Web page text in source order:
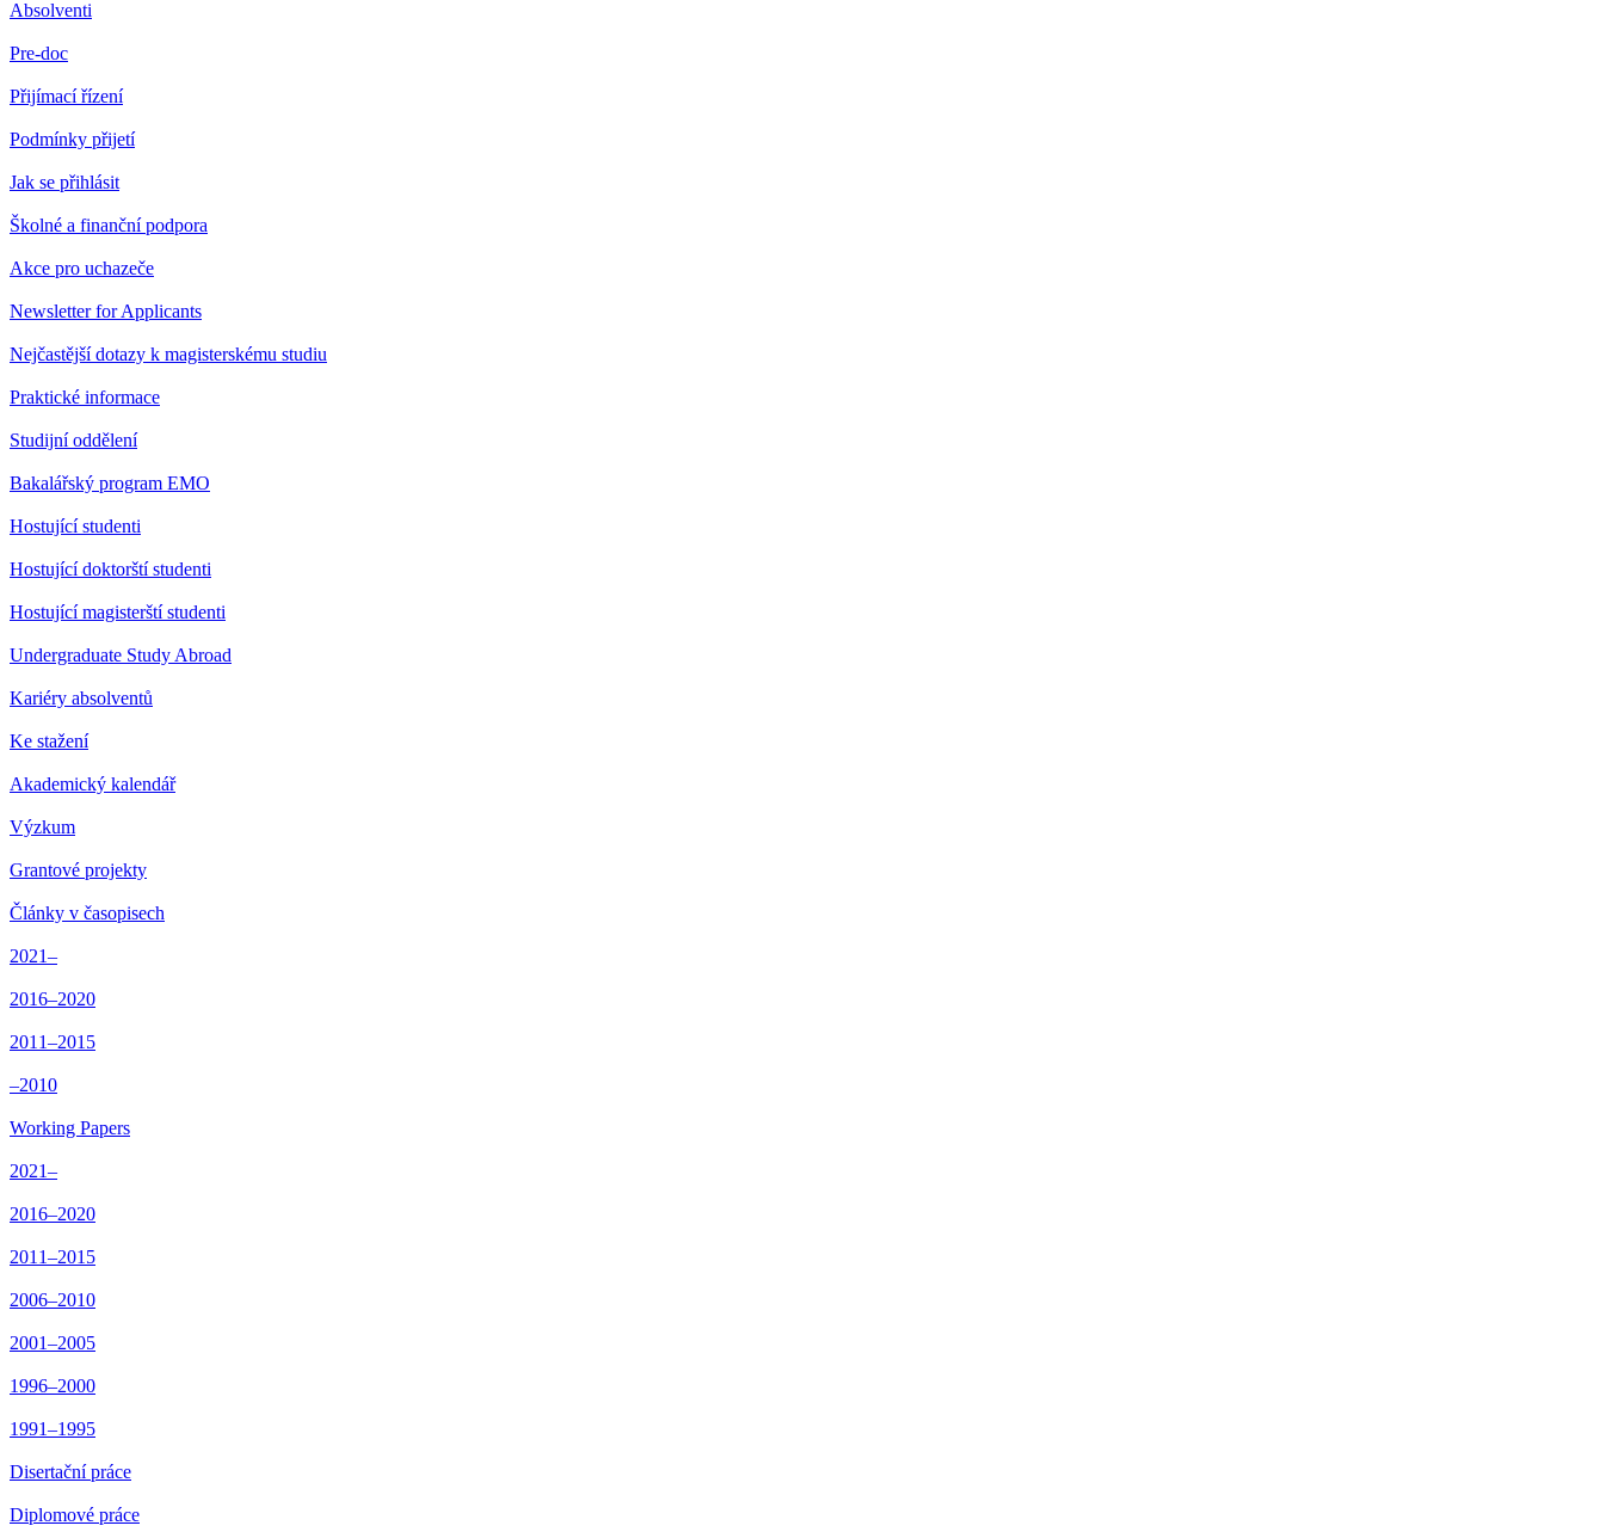
Absolventi
Pre-doc
Přijímací řízení
Podmínky přijetí
Jak se přihlásit
Školné a finanční podpora
Akce pro uchazeče
Newsletter for Applicants
Nejčastější dotazy k magisterskému studiu
Praktické informace
Studijní oddělení
Bakalářský program EMO
Hostující studenti
Hostující doktorští studenti
Hostující magisterští studenti
Undergraduate Study Abroad
Kariéry absolventů
Ke stažení
Akademický kalendář
Výzkum
Grantové projekty
Články v časopisech
2021–
2016–2020
2011–2015
–2010
Working Papers
2021–
2016–2020
2011–2015
2006–2010
2001–2005
1996–2000
1991–1995
Disertační práce
Diplomové práce